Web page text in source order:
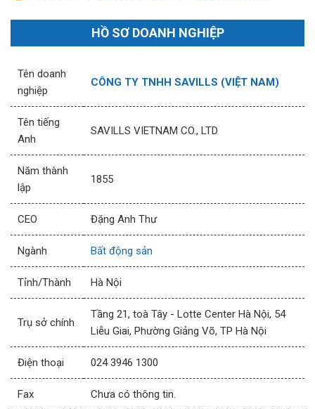
HỒ SƠ DOANH NGHIỆP
Tên doanh
nghiệp
CÔNG TY TNHH SAVILLS (VIỆT NAM)
Tên tiếng
Anh
SAVILLS VIETNAM CO., LTD
Năm thành
lập
1855
CEO Đặng Anh Thư
Ngành Bất động sản
Tỉnh/Thành Hà Nội
Trụ sở chính
Tầng 21, toà Tây - Lotte Center Hà Nội, 54
Liễu Giai, Phường Giảng Võ, TP Hà Nội
Điện thoại 024 3946 1300
Fax Chưa có thông tin.